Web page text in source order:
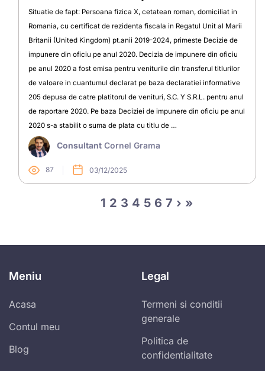
Situatie de fapt: Persoana fizica X, cetatean roman, domiciliat in
Romania, cu certificat de rezidenta fiscala in Regatul Unit al Marii
Britanii (United Kingdom) pt.anii 2019-2024, primeste Decizie de
impunere din oficiu pe anul 2020. Decizia de impunere din oficiu
pe anul 2020 a fost emisa pentru veniturile din transferul titlurilor
de valoare in cuantumul declarat pe baza declaratiei informative
205 depusa de catre platitorul de venituri, S.C. Y S.R.L. pentru anul
de raportare 2020. Pe baza Deciziei de impunere din oficiu pe anul
2020 s-a stabilit o suma de plata cu titlu de …
Consultant Cornel Grama
87 03/12/2025
1 2 3 4 5 6 7 › »
Meniu
Acasa
Contul meu
Blog
Legal
Termeni si conditii
generale
Politica de
confidentialitate